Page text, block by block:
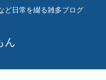
ど日常を綴る雑多ブログ
ん